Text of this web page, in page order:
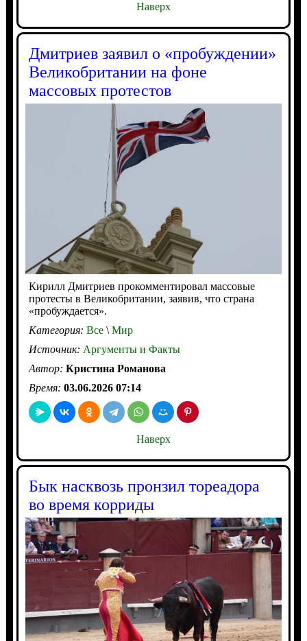
Наверх
Дмитриев заявил о «пробуждении»
Великобритании на фоне
массовых протестов
Кирилл Дмитриев прокомментировал массовые
протесты в Великобритании, заявив, что страна
«пробуждается».
Категория: Все\Мир
Источник: Аргументы и Факты
Автор: Кристина Романова
Время: 03.06.2026 07:14
Наверх
Бык насквозь пронзил тореадора
во время корриды